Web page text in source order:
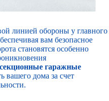
линией обороны у главного
вам безопасное
становятся особенно
секционные гаражные
вашего дома за счет